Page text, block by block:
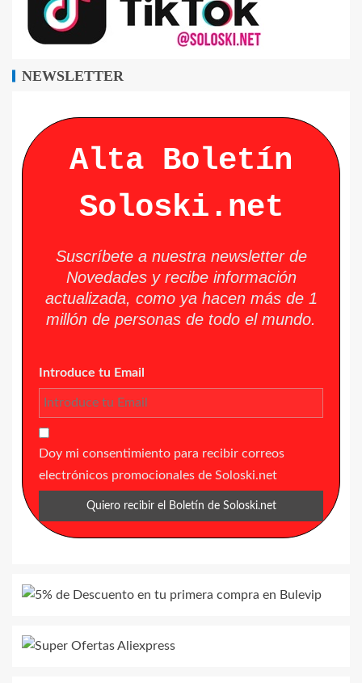
NEWSLETTER
Alta Boletín
Soloski.net
Suscríbete a nuestra newsletter de
Novedades y recibe información
actualizada, como ya hacen más de 1
millón de personas de todo el mundo.
Introduce tu Email
Doy mi consentimiento para recibir correos
electrónicos promocionales de Soloski.net